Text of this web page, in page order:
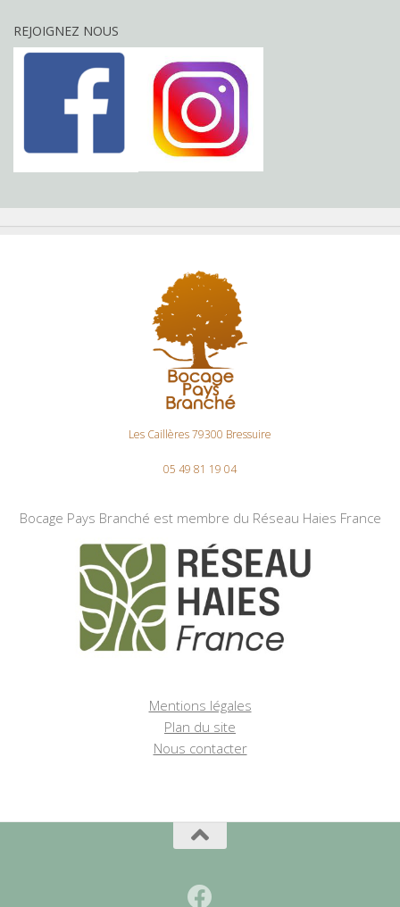
REJOIGNEZ NOUS
Les Caillères 79300 Bressuire
05 49 81 19 04
Bocage Pays Branché est membre du Réseau Haies France
Mentions légales
Plan du site
Nous contacter